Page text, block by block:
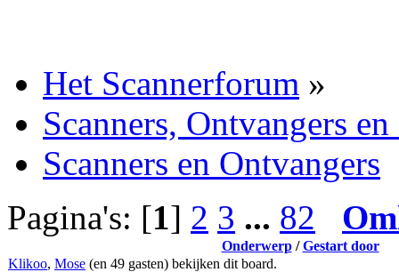
Het Scannerforum »
Scanners, Ontvangers
Scanners en Ontvangers
Pagina's: [1] 2 3 ... 82
Onderwerp/Gestart door
Klikoo, Mose (en 49 gasten) bekijken dit board.